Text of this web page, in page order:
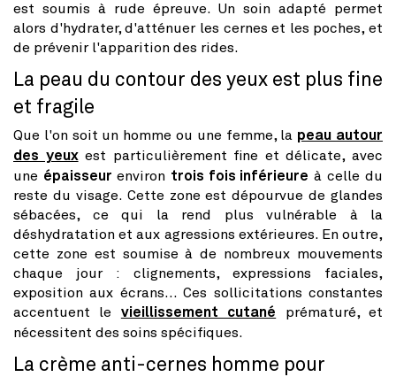
est soumis à rude épreuve. Un soin adapté permet
alors d'hydrater, d'atténuer les cernes et les poches, et
de prévenir l'apparition des rides.
La peau du contour des yeux est plus fine
et fragile
Que l'on soit un homme ou une femme, la peau autour
des yeuxest particulièrement fine et délicate, avec
une épaisseur environ trois fois inférieure à celle du
reste du visage. Cette zone est dépourvue de glandes
sébacées, ce qui la rend plus vulnérable à la
déshydratation et aux agressions extérieures. En outre,
cette zone est soumise à de nombreux mouvements
chaque jour : clignements, expressions faciales,
exposition aux écrans... Ces sollicitations constantes
accentuent le vieillissement cutané prématuré, et
nécessitent des soins spécifiques.
La crème anti-cernes homme pour